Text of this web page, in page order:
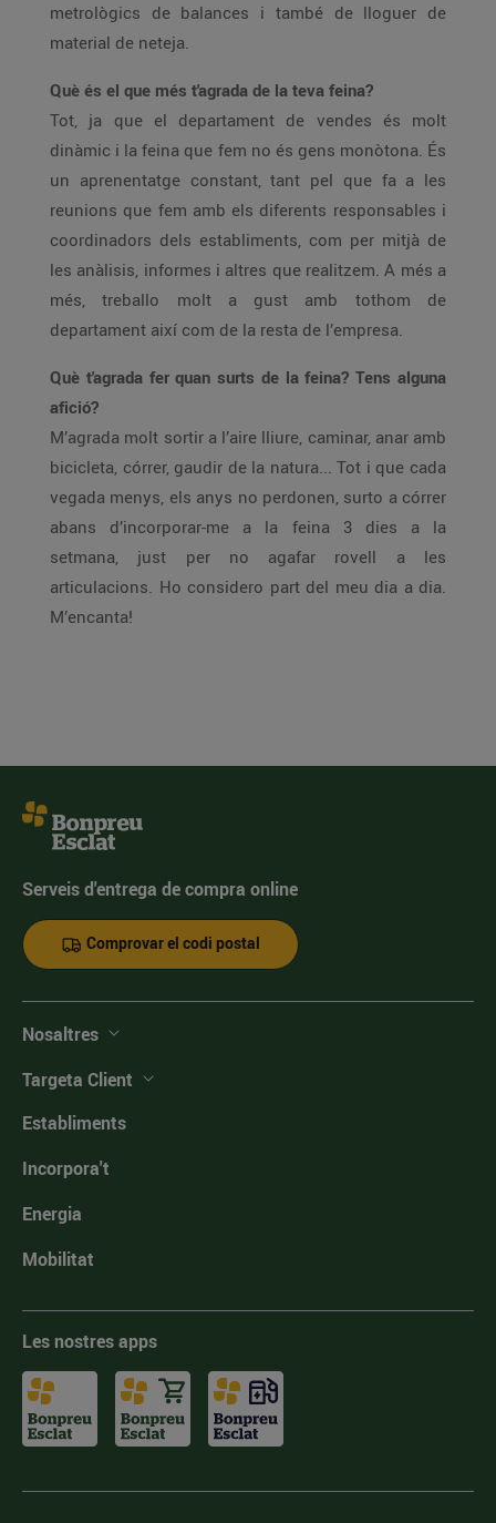
metrològics de balances i també de lloguer de
material de neteja.
Què és el que més t'agrada de la teva feina?
Tot, ja que el departament de vendes és molt
dinàmic i la feina que fem no és gens monòtona. És
un aprenentatge constant, tant pel que fa a les
reunions que fem amb els diferents responsables i
coordinadors dels establiments, com per mitjà de
les anàlisis, informes i altres que realitzem. A més a
més, treballo molt a gust amb tothom de
departament així com de la resta de l’empresa.
Què t'agrada fer quan surts de la feina? Tens alguna
afició?
M’agrada molt sortir a l’aire lliure, caminar, anar amb
bicicleta, córrer, gaudir de la natura... Tot i que cada
vegada menys, els anys no perdonen, surto a córrer
abans d’incorporar-me a la feina 3 dies a la
setmana, just per no agafar rovell a les
articulacions. Ho considero part del meu dia a dia.
M’encanta!
Serveis d'entrega de compra online
Comprovar el codi postal
Nosaltres
Targeta Client
Establiments
Incorpora't
Energia
Mobilitat
Les nostres apps